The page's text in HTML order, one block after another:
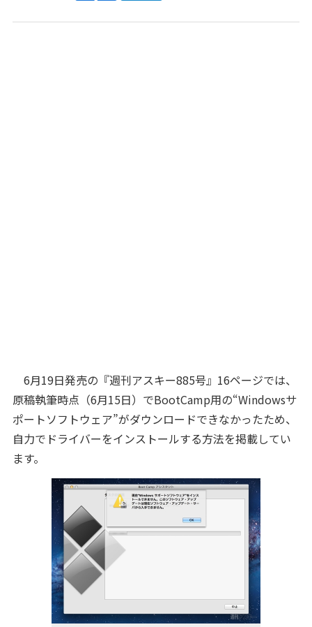
6月19日発売の『週刊アスキー885号』16ページでは、
原稿執筆時点（6月15日）でBootCamp用の“Windowsサ
ポートソフトウェア”がダウンロードできなかったため、
自力でドライバーをインストールする方法を掲載してい
ます。